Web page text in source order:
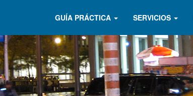
GUÍA PRÁCTICA SERVICIOS